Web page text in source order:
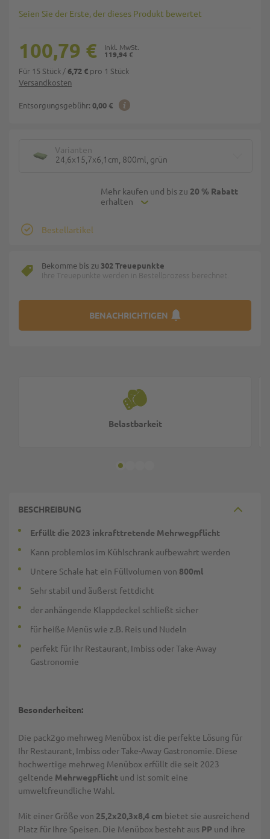
Seien Sie der Erste, der dieses Produkt bewertet
Versandkosten
Entsorgungsgebühr: 0,00 €
119,94 €
100,79 €
Für 15 Stück /6,72 € pro 1 Stück
Varianten
24,6x15,7x6,1cm, 800ml, grün
Mehr kaufen und bis zu 20 % Rabatt
erhalten
Bestellartikel
Bekomme bis zu 302 Treuepunkte
Ihre Treuepunkte werden in Bestellprozess berechnet.
BENACHRICHTIGEN
Belastbarkeit
BESCHREIBUNG
Erfüllt die 2023 inkrafttretende Mehrwegpflicht
Kann problemlos im Kühlschrank aufbewahrt werden
Untere Schale hat ein Füllvolumen von 800ml
Sehr stabil und äußerst fettdicht
der anhängende Klappdeckel schließt sicher
für heiße Menüs wie z.B. Reis und Nudeln
perfekt für Ihr Restaurant, Imbiss oder Take-Away
Gastronomie
Besonderheiten:
Die pack2go mehrweg Menübox ist die perfekte Lösung für
Ihr Restaurant, Imbiss oder Take-Away Gastronomie. Diese
hochwertige mehrweg Menübox erfüllt die seit 2023
geltende Mehrwegpflicht und ist somit eine
umweltfreundliche Wahl.
Mit einer Größe von 25,2x20,3x8,4 cm bietet sie ausreichend
Platz für Ihre Speisen. Die Menübox besteht aus PP und ihre